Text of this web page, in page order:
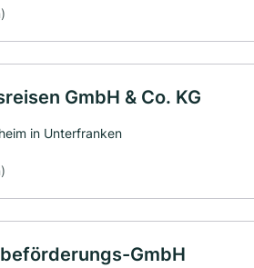
GmbH & Co. KG
in Unterfranken
GmbH